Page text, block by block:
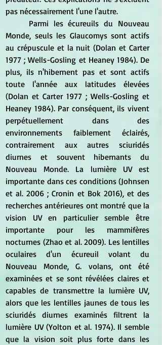
pas nécessairement l'une l'autre.
Monde, seuls les Glaucomys sont actifs
au crépuscule et la nuit (Dolan et Carter
1977 ; Wells-Gosling et Heaney 1984). De
plus, ils n'hibernent pas et sont actifs
toute l'année aux latitudes élevées
(Dolan et Carter 1977 ; Wells-Gosling et
Heaney 1984). Par conséquent, ils vivent
perpétuellement dans des
environnements faiblement éclairés,
contrairement aux autres sciuridés
diurnes et souvent hibernants du
Nouveau Monde. La lumière UV est
importante dans ces conditions (Johnsen
et al. 2006 ; Cronin et Bok 2016), et des
recherches antérieures ont montré que la
vision UV en particulier semble être
importante pour les mammifères
nocturnes (Zhao et al. 2009). Les lentilles
oculaires d'un écureuil volant du
Nouveau Monde, G. volans, ont été
examinées et se sont révélées claires et
capables de transmettre la lumière UV,
alors que les lentilles jaunes de tous les
sciuridés diurnes examinés filtrent la
lumière UV (Yolton et al. 1974). Il semble
que la vision soit plus forte dans les